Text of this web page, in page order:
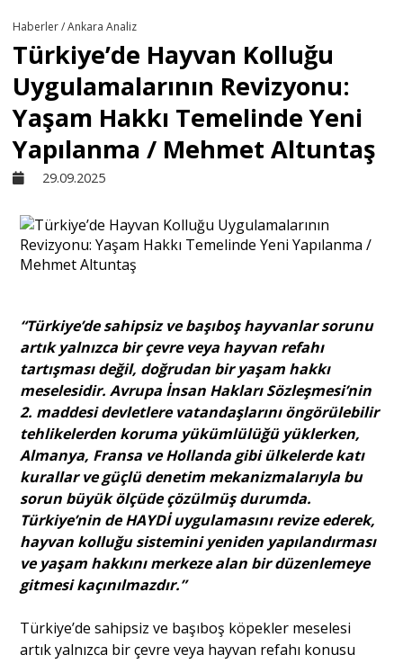
Derkenar
Sivil Toplum
Ekonomi
Yorum - Analiz
Söyleşi
Yazı Dizisi
Portre
Haberler / Ankara Analiz
Türkiye’de Hayvan Kolluğu
Uygulamalarının Revizyonu:
Yaşam Hakkı Temelinde Yeni
Yapılanma / Mehmet Altuntaş
29.09.2025
“Türkiye’de sahipsiz ve başıboş hayvanlar sorunu
artık yalnızca bir çevre veya hayvan refahı
tartışması değil, doğrudan bir yaşam hakkı
meselesidir. Avrupa İnsan Hakları Sözleşmesi’nin
2. maddesi devletlere vatandaşlarını öngörülebilir
tehlikelerden koruma yükümlülüğü yüklerken,
Almanya, Fransa ve Hollanda gibi ülkelerde katı
kurallar ve güçlü denetim mekanizmalarıyla bu
sorun büyük ölçüde çözülmüş durumda.
Türkiye’nin de HAYDİ uygulamasını revize ederek,
hayvan kolluğu sistemini yeniden yapılandırması
ve yaşam hakkını merkeze alan bir düzenlemeye
gitmesi kaçınılmazdır.”
Türkiye’de sahipsiz ve başıboş köpekler meselesi
artık yalnızca bir çevre veya hayvan refahı konusu